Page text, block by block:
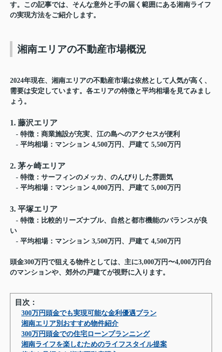
す。この記事では、そんな意外と手の届く範囲にある湘南ライフ
の実現方法をご紹介します。
湘南エリアの不動産市場概況
2024年現在、湘南エリアの不動産市場は依然として人気が高く、
需要は安定しています。各エリアの特徴と平均相場を見てみまし
ょう。
1. 藤沢エリア
- 特徴：商業施設が充実、江の島へのアクセスが便利
- 平均相場：マンション 4,500万円、戸建て 5,500万円
2. 茅ヶ崎エリア
- 特徴：サーフィンのメッカ、のんびりした雰囲気
- 平均相場：マンション 4,000万円、戸建て 5,000万円
3. 平塚エリア
- 特徴：比較的リーズナブル、自然と都市機能のバランスが良
い
- 平均相場：マンション 3,500万円、戸建て 4,500万円
頭金300万円で狙える物件としては、主に3,000万円〜4,000万円台
のマンションや、郊外の戸建てが視野に入ります。
目次：
300万円頭金でも実現可能な金利優遇プラン
湘南エリア別おすすめ物件紹介
300万円頭金での住宅ローンプランニング
湘南ライフを楽しむためのライフスタイル提案